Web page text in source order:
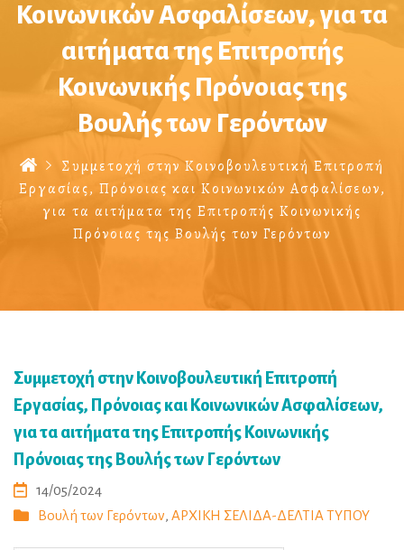
Κοινωνικών Ασφαλίσεων, για τα
αιτήματα της Επιτροπής
Κοινωνικής Πρόνοιας της
Βουλής των Γερόντων
Συμμετοχή στην Κοινοβουλευτική Επιτροπή
Εργασίας, Πρόνοιας και Κοινωνικών Ασφαλίσεων,
για τα αιτήματα της Επιτροπής Κοινωνικής
Πρόνοιας της Βουλής των Γερόντων
Συμμετοχή στην Κοινοβουλευτική Επιτροπή
Εργασίας, Πρόνοιας και Κοινωνικών Ασφαλίσεων,
για τα αιτήματα της Επιτροπής Κοινωνικής
Πρόνοιας της Βουλής των Γερόντων
14/05/2024
Βουλή των Γερόντων, ΑΡΧΙΚΗ ΣΕΛΙΔΑ-ΔΕΛΤΙΑ ΤΥΠΟΥ